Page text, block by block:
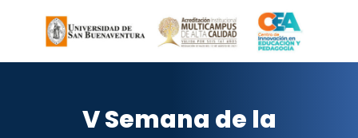
V Semana de la